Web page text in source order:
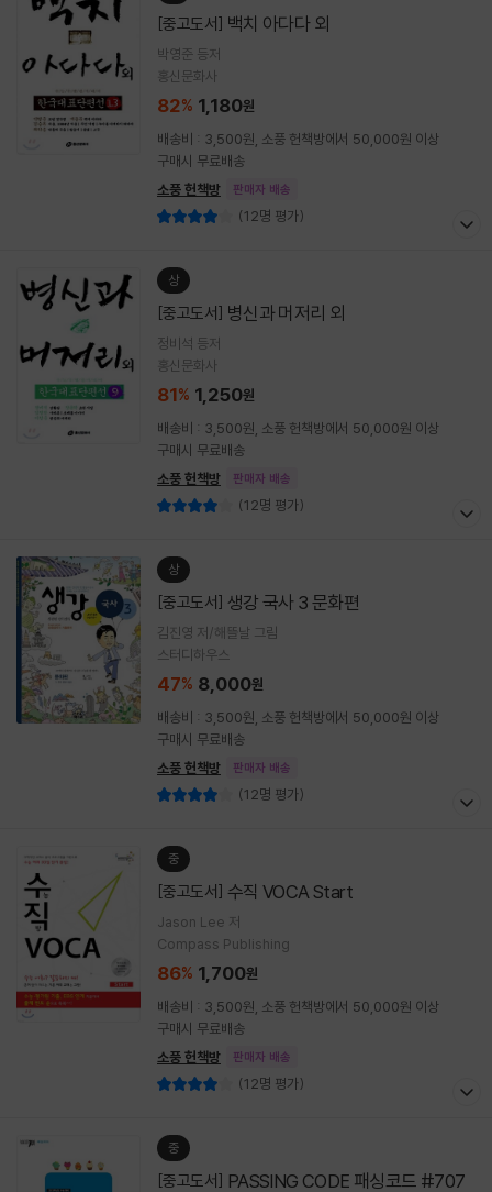
[중고도서] 백치 아다다 외
박영준 등저
홍신문화사
82% 1,180원
배송비 : 3,500원, 소풍 헌책방에서 50,000원 이상
구매시 무료배송
소풍 헌책방
판매자 배송
(12명 평가)
상
[중고도서] 병신과 머저리 외
정비석 등저
홍신문화사
81% 1,250원
배송비 : 3,500원, 소풍 헌책방에서 50,000원 이상
구매시 무료배송
소풍 헌책방
판매자 배송
(12명 평가)
상
[중고도서] 생강 국사 3 문화편
김진영 저/해뜰날 그림
스터디하우스
47% 8,000원
배송비 : 3,500원, 소풍 헌책방에서 50,000원 이상
구매시 무료배송
소풍 헌책방
판매자 배송
(12명 평가)
중
[중고도서] 수직 VOCA Start
Jason Lee 저
Compass Publishing
86% 1,700원
배송비 : 3,500원, 소풍 헌책방에서 50,000원 이상
구매시 무료배송
소풍 헌책방
판매자 배송
(12명 평가)
중
[중고도서]